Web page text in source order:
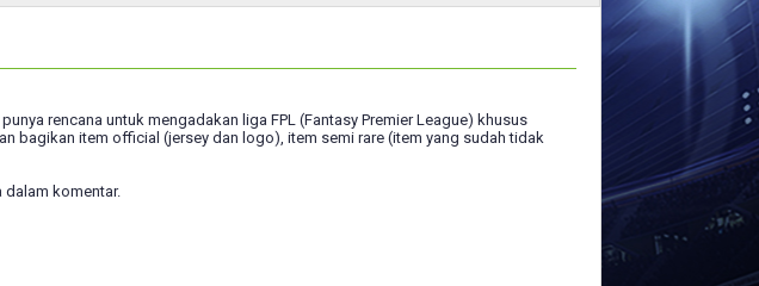
rencana untuk mengadakan liga FPL (Fantasy Premier League) khusus
bagikan item official (jersey dan logo), item semi rare (item yang sudah tidak
dalam komentar.